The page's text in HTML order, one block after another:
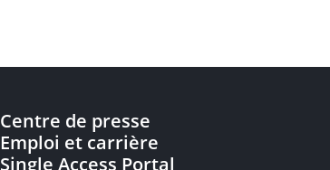
Centre de presse
Emploi et carrière
Single Access Portal